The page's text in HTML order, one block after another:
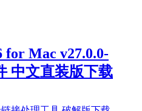
for Mac v27.0.0-
中文直装版下载